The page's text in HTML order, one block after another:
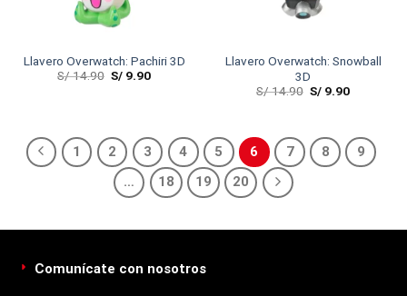
Llavero Overwatch: Pachiri 3D
S/14.90 S/ 9.90
Llavero Overwatch: Snowball
3D
S/14.90 S/ 9.90
1 2 3 4 5 6 7 8
9
…
18 19 20
Comunícate con nosotros